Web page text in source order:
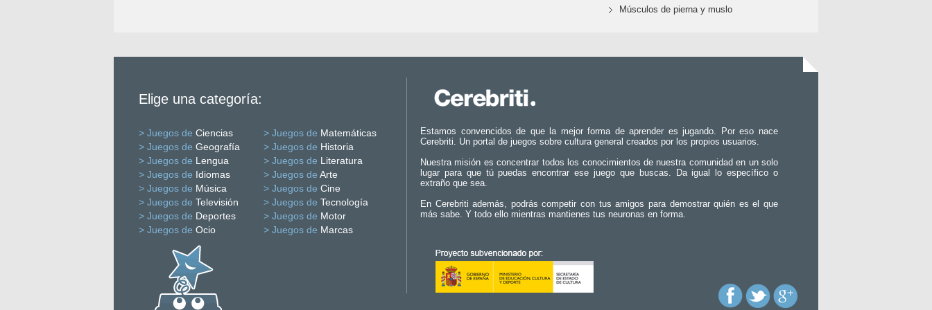
Músculos de pierna y muslo
Elige una categoría:
> Juegos de Ciencias > Juegos de Matemáticas
> Juegos de Geografía > Juegos de Historia
> Juegos de Lengua > Juegos de Literatura
> Juegos de Idiomas > Juegos de Arte
> Juegos de Música > Juegos de Cine
> Juegos de Televisión > Juegos de Tecnología
> Juegos de Deportes > Juegos de Motor
> Juegos de Ocio > Juegos de Marcas
Estamos convencidos de que la mejor forma de aprender es jugando. Por eso nace
Cerebriti. Un portal de juegos sobre cultura general creados por los propios usuarios.
Nuestra misión es concentrar todos los conocimientos de nuestra comunidad en un solo
lugar para que tú puedas encontrar ese juego que buscas. Da igual lo específico o
extraño que sea.
En Cerebriti además, podrás competir con tus amigos para demostrar quién es el que
más sabe. Y todo ello mientras mantienes tus neuronas en forma.